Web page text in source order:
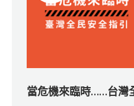
當危機來臨時……台灣